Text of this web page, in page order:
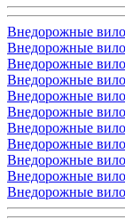
Внедорожные
Внедорожные
Внедорожные
Внедорожные
Внедорожные
Внедорожные
Внедорожные
Внедорожные
Внедорожные
Внедорожные
Внедорожные